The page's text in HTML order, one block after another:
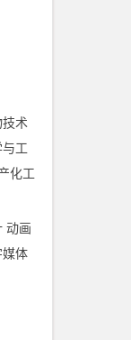
技术
工
化工
动画
媒体